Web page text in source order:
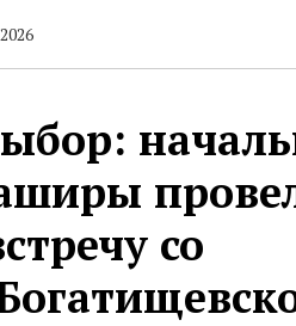
со